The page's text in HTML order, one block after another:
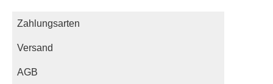
Zahlungsarten
Versand
AGB